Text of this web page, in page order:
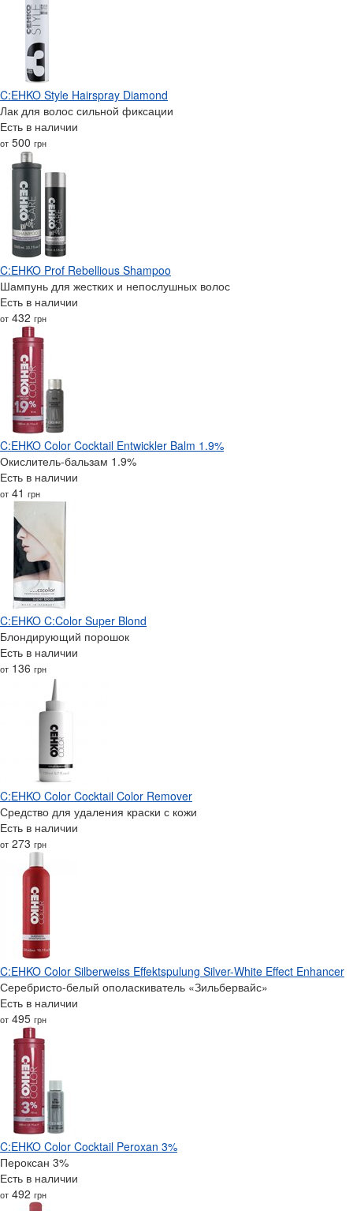
C:EHKO Style Hairspray Diamond
Лак для волос сильной фиксации
Есть в наличии
от 500 грн
C:EHKO Prof Rebellious Shampoo
Шампунь для жестких и непослушных волос
Есть в наличии
от 432 грн
C:EHKO Color Cocktail Entwickler Balm 1.9%
Окислитель-бальзам 1.9%
Есть в наличии
от 41 грн
C:EHKO C:Color Super Blond
Блондирующий порошок
Есть в наличии
от 136 грн
C:EHKO Color Cocktail Color Remover
Средство для удаления краски с кожи
Есть в наличии
от 273 грн
C:EHKO Color Silberweiss Effektspulung Silver-White Effect Enhancer
Серебристо-белый ополаскиватель «Зильбервайс»
Есть в наличии
от 495 грн
C:EHKO Color Cocktail Peroxan 3%
Пероксан 3%
Есть в наличии
от 492 грн